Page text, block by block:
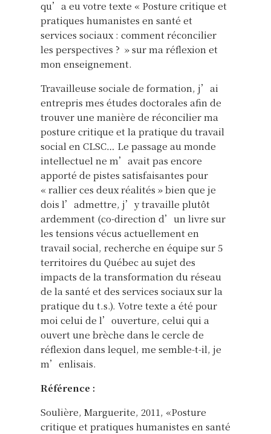
qu’a eu votre texte « Posture critique et
pratiques humanistes en santé et
services sociaux : comment réconcilier
les perspectives ? » sur ma réflexion et
mon enseignement.
Travailleuse sociale de formation, j’ai
entrepris mes études doctorales afin de
trouver une manière de réconcilier ma
posture critique et la pratique du travail
social en CLSC… Le passage au monde
intellectuel ne m’avait pas encore
apporté de pistes satisfaisantes pour
« rallier ces deux réalités » bien que je
dois l’admettre, j’y travaille plutôt
ardemment (co-direction d’un livre sur
les tensions vécus actuellement en
travail social, recherche en équipe sur 5
territoires du Québec au sujet des
impacts de la transformation du réseau
de la santé et des services sociaux sur la
pratique du t.s.). Votre texte a été pour
moi celui de l’ouverture, celui qui a
ouvert une brèche dans le cercle de
réflexion dans lequel, me semble-t-il, je
m’enlisais.
Référence :
Soulière, Marguerite, 2011, «Posture
critique et pratiques humanistes en santé